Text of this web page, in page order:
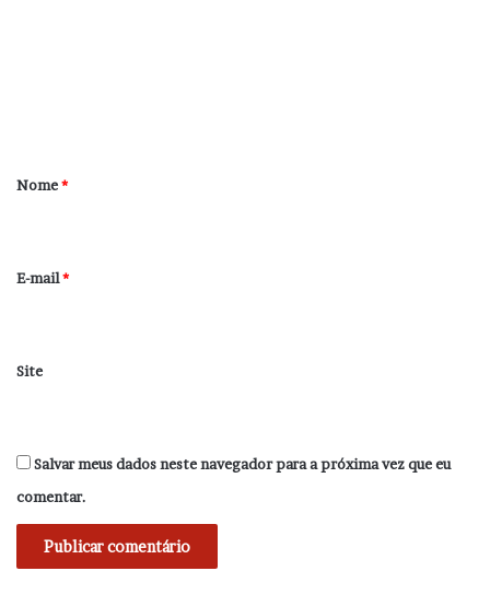
r
*
Nome*
E-mail*
Site
Salvar meus dados neste navegador para a próxima vez que eu
comentar.